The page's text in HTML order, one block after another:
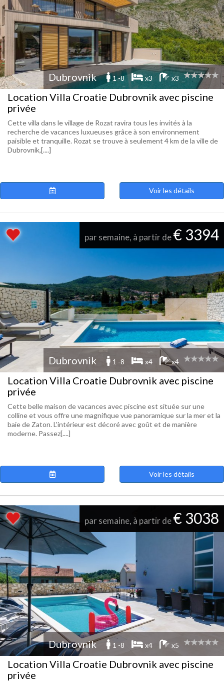
Dubrovnik 1 -8 x3 x3
Location Villa Croatie Dubrovnik avec piscine
privée
Cette villa dans le village de Rozat ravira tous les invités à la
recherche de vacances luxueuses grâce à son environnement
paisible et tranquille. Rozat se trouve à seulement 4 km de la ville de
Dubrovnik,[....]
Voir les détails
par semaine, à partir de€ 3394
Dubrovnik 1 -8 x4 x4
Location Villa Croatie Dubrovnik avec piscine
privée
Cette belle maison de vacances avec piscine est située sur une
colline et vous offre une magnifique vue panoramique sur la mer et la
baie de Zaton. L'intérieur est décoré avec goût et de manière
moderne. Passez[....]
Voir les détails
par semaine, à partir de€ 3038
Dubrovnik 1 -8 x4 x5
Location Villa Croatie Dubrovnik avec piscine
privée